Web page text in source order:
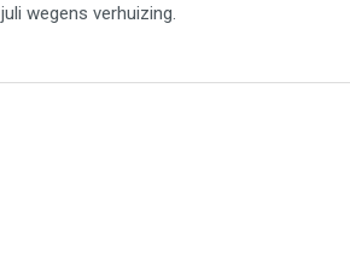
juli wegens verhuizing.